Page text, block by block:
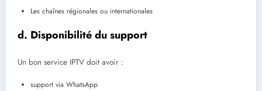
Les chaînes régionales ou internationales
d. Disponibilité du support
Un bon service IPTV doit avoir :
support via WhatsApp